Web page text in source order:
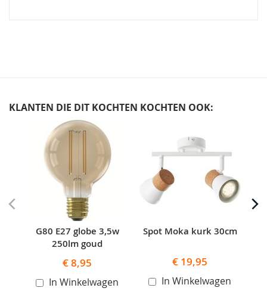
KLANTEN DIE DIT KOCHTEN KOCHTEN OOK:
carousel
G80 E27 globe 3,5w
250lm goud
€ 8,95
In Winkelwagen
Spot Moka kurk 30cm
€ 19,95
In Winkelwagen